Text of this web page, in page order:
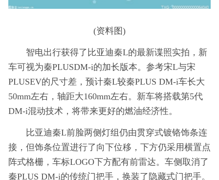
(资料图)
智电出行获得了 比亚迪秦L的最新谍照实拍，新
车可视为秦PLUSDM-i的加长版本。参考宋L与宋
PLUSEV的尺寸差，预计秦L较秦PLUS DM-i车长大
50mm左右，轴距大160mm左右。新车将搭载第5代
DM-i混动技术，将带来更好的燃油经济性。
比亚迪秦L前脸两侧灯组仍由贯穿式镀铬饰条连
接，但饰条位置进行了向下位移，下方仍采用横置点
阵式格栅，车标LOGO下方配有前雷达。车侧取消了
秦PLUS DM-i的传统门把手，换装了隐藏式门把手。